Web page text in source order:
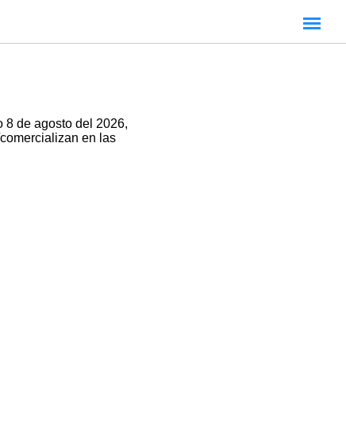
de agosto del 2026,
en las